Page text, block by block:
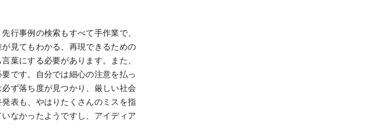
行事例の検索もすべて手作業で、
見てもわかる、再現できるための
葉にする必要があります。また、
です。自分では細心の注意を払っ
ず落ち度が見つかり、厳しい社会
表も、やはりたくさんのミスを指
なかったようですし、アイディア